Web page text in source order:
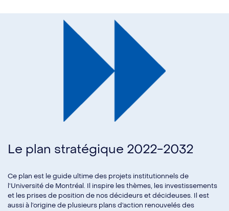
Le plan stratégique 2022-2032
Ce plan est le guide ultime des projets institutionnels de
l’Université de Montréal. Il inspire les thèmes, les investissements
et les prises de position de nos décideurs et décideuses. Il est
aussi à l’origine de plusieurs plans d’action renouvelés des